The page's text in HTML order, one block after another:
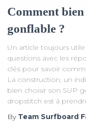
Comment
gonflable ?
Un article toujours
questions avec les
clés pour savoir
La construction, un
bien choisir son SUP
dropstitch est à
By Team Surfboard